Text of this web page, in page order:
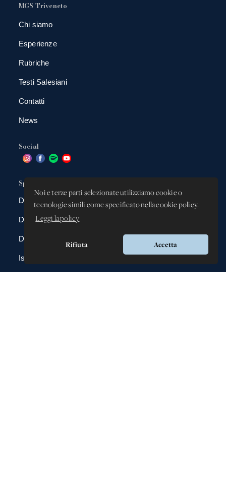
Noi e terze parti selezionate utilizziamo cookie o
tecnologie simili come specificato nella cookie policy.
Leggi la policy
Rifiuta Accetta
MGS Triveneto
Chi siamo
Esperienze
Rubriche
Testi Salesiani
Contatti
News
Social
Spazio app
DBAnima
DBContest
DBDrive
Iscrizioni